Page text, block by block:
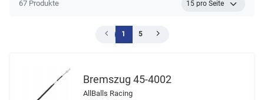
67 Produkte
1 5
Bremszug 45-4002
AllBalls Racing